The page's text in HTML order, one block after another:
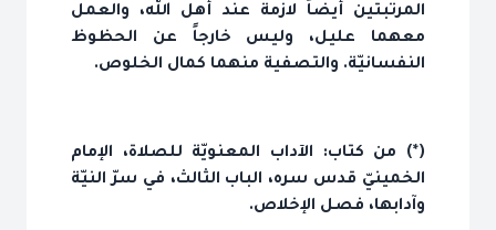
المرتبتين أيضاً لازمة عند أهل الله، والعمل
معهما عليل، وليس خارجاً عن الحظوظ
النفسانيّة. والتصفية منهما كمال الخلوص.
(*) من كتاب: الآداب المعنويّة للصلاة، الإمام
الخمينيّ قدس سره، الباب الثالث، في سرّ النيّة
وآدابها، فصل الإخلاص.